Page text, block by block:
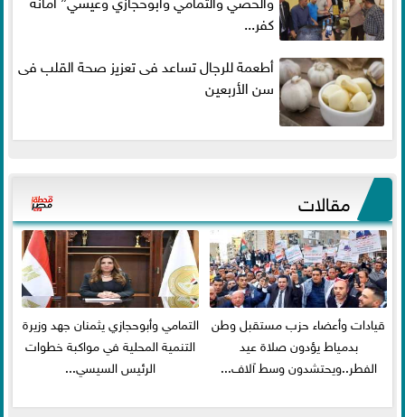
كفر...
أطعمة للرجال تساعد فى تعزيز صحة القلب فى
سن الأربعين
مقالات
قيادات وأعضاء حزب مستقبل وطن
بدمياط يؤدون صلاة عيد
الفطر..ويحتشدون وسط آلاف...
التمامي وأبوحجازي يثمنان جهد وزيرة
التنمية المحلية في مواكبة خطوات
الرئيس السيسي...